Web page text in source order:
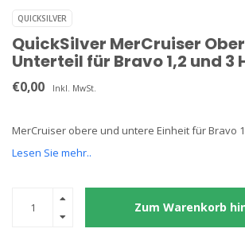
QUICKSILVER
QuickSilver MerCruiser
Unterteil für Bravo 1,2 und 3
€0,00 Inkl. MwSt.
MerCruiser obere und untere Einheit für Bravo
Lesen Sie mehr..
Zum Warenkorb